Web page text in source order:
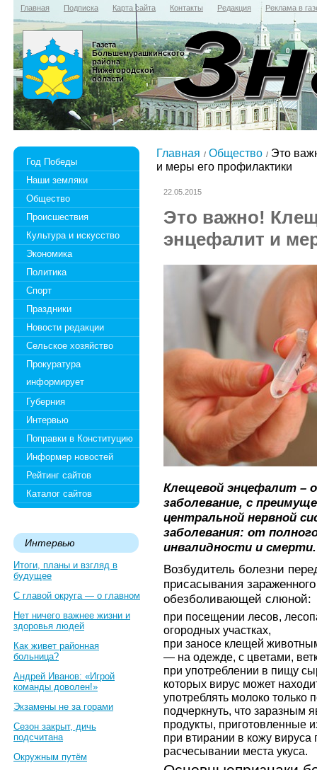
Главная Подписка Карта сайта Контакты Редакция Реклама в
Газета
Большемурашкинского
района
Нижегородской
области
Год Победы
Наши земляки
Общество
Происшествия
Культура и искусство
Экономика
Политика
Спорт
Праздники
Новости редакции
Сельское хозяйство
Прокуратура
информирует
Губерния
Интервью
Поправки в Конституцию
Информер новостей
Рейтинг сайтов
Каталог сайтов
Интервью
Итоги, планы и взгляд в
будущее
С главой округа — о главном
Нет ничего важнее жизни и
здоровья людей
Как живет районная
больница?
Андрей Иванов: «Игрой
команды доволен!»
Экзамены не за горами
Сезон закрыт, дичь
подсчитана
Окружным путём
Главная Общество
Это
и меры его профилактики
22.05.2015
Это важно!
энцефалит и
Клещевой энцефалит –
заболевание, с
центральной нервной
заболевания: от
инвалидности и смерти.
Возбудитель болезни
присасывания
обезболивающей слюной:
при посещении лесов,
огородных участках,
при заносе клещей
— на одежде, с цветами,
при употреблении в пищу
которых вирус может
употреблять молоко только
подчеркнуть, что заразным
продукты, приготовленные
при втирании в кожу
расчесывании места укуса.